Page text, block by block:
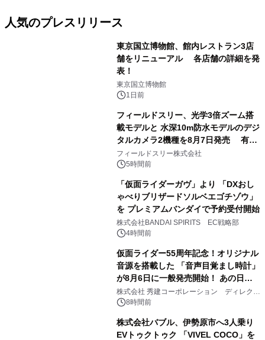
人気のプレスリリース
東京国立博物館、館内レストラン3店
舗をリニューアル 各店舗の詳細を発
表！
東京国立博物館
1日前
フィールドスリー、光学3倍ズーム搭
載モデルと 水深10m防水モデルのデジ
タルカメラ2機種を8月7日発売 有効
約1300万画素、用途別に選べるコンデ
ジ新登場
フィールドスリー株式会社
5時間前
「仮面ライダーガヴ」より 「DXおし
ゃべりブリザードソルベエゴチゾウ」
を プレミアムバンダイで予約受付開始
株式会社BANDAI SPIRITS EC戦略部
4時間前
仮面ライダー55周年記念！オリジナル
音源を搭載した 「音声目覚まし時計」
が8月6日に一般発売開始！ あの日の
大興奮が今甦る
株式会社 秀建コーポレーション ディレクト
アートギャラリー
8時間前
株式会社バブル、伊勢原市へ3人乗り
EVトゥクトゥク 「VIVEL COCO」を